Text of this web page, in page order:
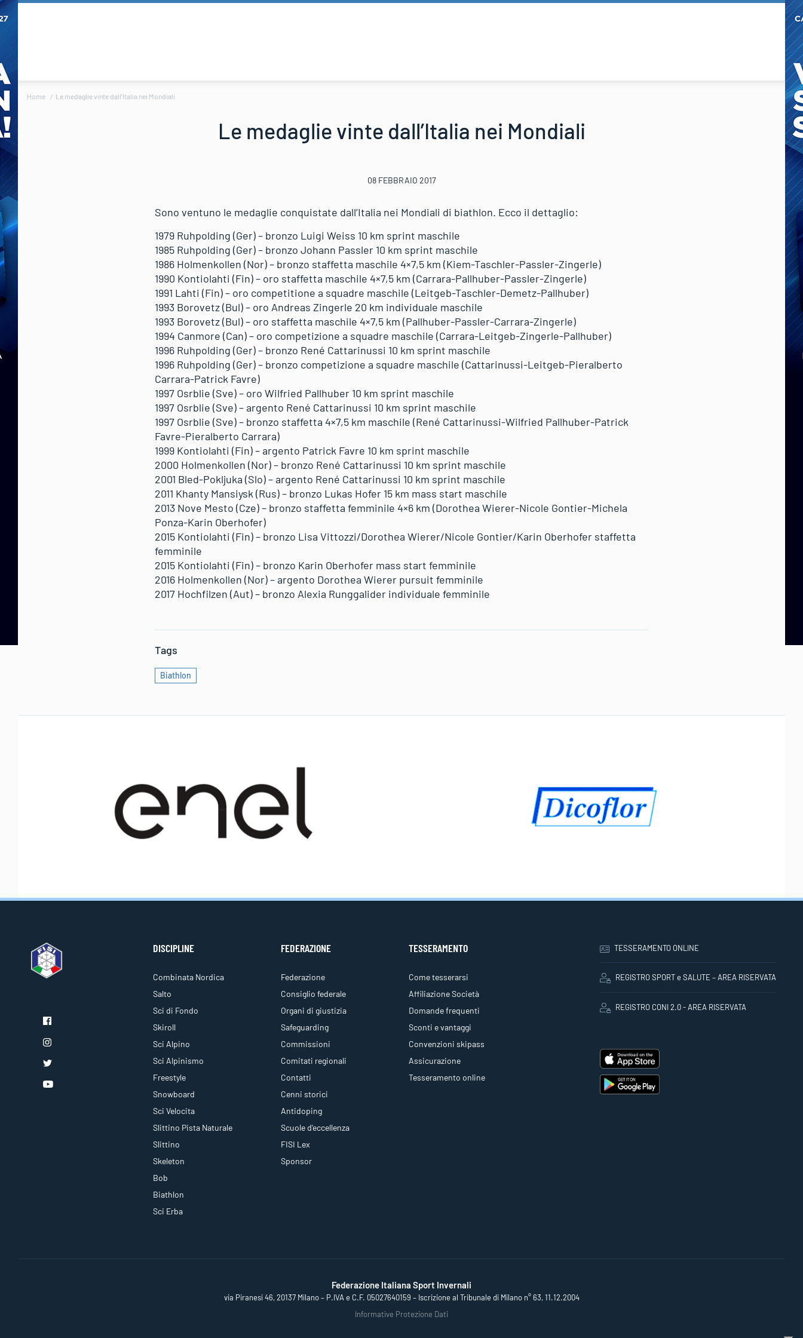
Home Le medaglie vinte dall’Italia nei Mondiali
Le medaglie vinte dall’Italia nei Mondiali
08 FEBBRAIO 2017
Sono ventuno le medaglie conquistate dall’Italia nei Mondiali di biathlon. Ecco il dettaglio:
1979 Ruhpolding (Ger) – bronzo Luigi Weiss 10 km sprint maschile
1985 Ruhpolding (Ger) – bronzo Johann Passler 10 km sprint maschile
1986 Holmenkollen (Nor) – bronzo staffetta maschile 4×7,5 km (Kiem-Taschler-Passler-Zingerle)
1990 Kontiolahti (Fin) – oro staffetta maschile 4×7,5 km (Carrara-Pallhuber-Passler-Zingerle)
1991 Lahti (Fin) – oro competitione a squadre maschile (Leitgeb-Taschler-Demetz-Pallhuber)
1993 Borovetz (Bul) – oro Andreas Zingerle 20 km individuale maschile
1993 Borovetz (Bul) – oro staffetta maschile 4×7,5 km (Pallhuber-Passler-Carrara-Zingerle)
1994 Canmore (Can) – oro competizione a squadre maschile (Carrara-Leitgeb-Zingerle-Pallhuber)
1996 Ruhpolding (Ger) – bronzo René Cattarinussi 10 km sprint maschile
1996 Ruhpolding (Ger) – bronzo competizione a squadre maschile (Cattarinussi-Leitgeb-Pieralberto
Carrara-Patrick Favre)
1997 Osrblie (Sve) – oro Wilfried Pallhuber 10 km sprint maschile
1997 Osrblie (Sve) – argento René Cattarinussi 10 km sprint maschile
1997 Osrblie (Sve) – bronzo staffetta 4×7,5 km maschile (René Cattarinussi-Wilfried Pallhuber-Patrick
Favre-Pieralberto Carrara)
1999 Kontiolahti (Fin) – argento Patrick Favre 10 km sprint maschile
2000 Holmenkollen (Nor) – bronzo René Cattarinussi 10 km sprint maschile
2001 Bled-Pokljuka (Slo) – argento René Cattarinussi 10 km sprint maschile
2011 Khanty Mansiysk (Rus) – bronzo Lukas Hofer 15 km mass start maschile
2013 Nove Mesto (Cze) – bronzo staffetta femminile 4×6 km (Dorothea Wierer-Nicole Gontier-Michela
Ponza-Karin Oberhofer)
2015 Kontiolahti (Fin) – bronzo Lisa Vittozzi/Dorothea Wierer/Nicole Gontier/Karin Oberhofer staffetta
femminile
2015 Kontiolahti (Fin) – bronzo Karin Oberhofer mass start femminile
2016 Holmenkollen (Nor) – argento Dorothea Wierer pursuit femminile
2017 Hochfilzen (Aut) – bronzo Alexia Runggalider individuale femminile
Tags
Biathlon
DISCIPLINE
Combinata Nordica
Salto
Sci di Fondo
Skiroll
Sci Alpino
Sci Alpinismo
Freestyle
Snowboard
Sci Velocita
Slittino Pista Naturale
Slittino
Skeleton
Bob
Biathlon
Sci Erba
FEDERAZIONE
Federazione
Consiglio federale
Organi di giustizia
Safeguarding
Commissioni
Comitati regionali
Contatti
Cenni storici
Antidoping
Scuole d'eccellenza
FISI Lex
Sponsor
TESSERAMENTO
Come tesserarsi
Affiliazione Società
Domande frequenti
Sconti e vantaggi
Convenzioni skipass
Assicurazione
Tesseramento online
TESSERAMENTO ONLINE
REGISTRO SPORT e SALUTE – AREA RISERVATA
REGISTRO CONI 2.0 - AREA RISERVATA
Federazione Italiana Sport Invernali
via Piranesi 46, 20137 Milano – P.IVA e C.F. 05027640159 – Iscrizione al Tribunale di Milano n° 63, 11.12.2004
Informative Protezione Dati